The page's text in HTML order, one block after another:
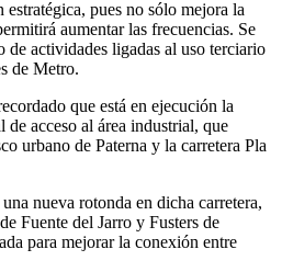
pues no sólo mejora la
aumentar las frecuencias. Se
de actividades ligadas al uso terciario
de Metro.
que está en ejecución la
acceso al área industrial, que
urbano de Paterna y la carretera Pla
nueva rotonda en dicha carretera,
Fuente del Jarro y Fusters de
para mejorar la conexión entre